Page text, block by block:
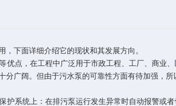
，下面详细介绍它的现状和其发展方向。
点，在工程中广泛用于市政工程、工厂、商业
广阔。但由于污水泵的可靠性方面有待加强，
系统上：在排污泵运行发生异常时自动报警或